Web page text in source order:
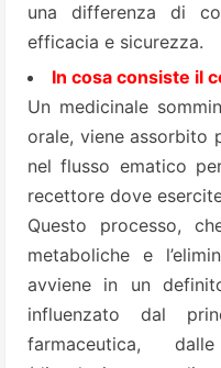
una differenza di
efficacia e sicurezza.
In cosa consiste il
Un medicinale
orale, viene assorbito
nel flusso ematico
recettore dove
Questo processo,
metaboliche e
avviene in un
influenzato dal
farmaceutica,